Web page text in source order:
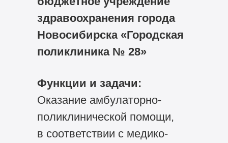
здравоохранения города
Новосибирска «Городская
поликлиника № 28»
Функции и задачи:
Оказание амбулаторно-
поликлинической помощи,
в соответствии с медико-